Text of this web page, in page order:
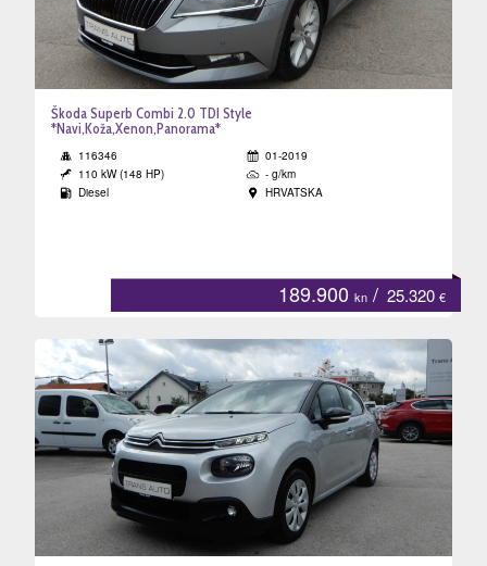
Škoda Superb Combi 2.0 TDI Style
*Navi,Koža,Xenon,Panorama*
116346
01-2019
110 kW (148 HP)
- g/km
Diesel
HRVATSKA
189.900 kn / 25.320 €